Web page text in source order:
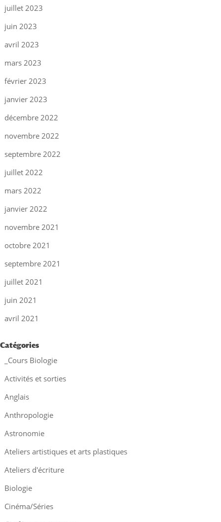
juillet 2023
juin 2023
avril 2023
mars 2023
février 2023
janvier 2023
décembre 2022
novembre 2022
septembre 2022
juillet 2022
mars 2022
janvier 2022
novembre 2021
octobre 2021
septembre 2021
juillet 2021
juin 2021
avril 2021
Catégories
_Cours Biologie
Activités et sorties
Anglais
Anthropologie
Astronomie
Ateliers artistiques et arts plastiques
Ateliers d'écriture
Biologie
Cinéma/Séries